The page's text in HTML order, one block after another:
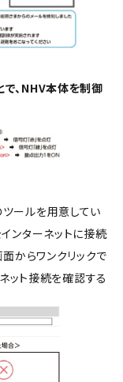
で、NHV本体を制御
ツールを用意してい
ンターネットに接続
からワンクリックで
ット接続を確認する